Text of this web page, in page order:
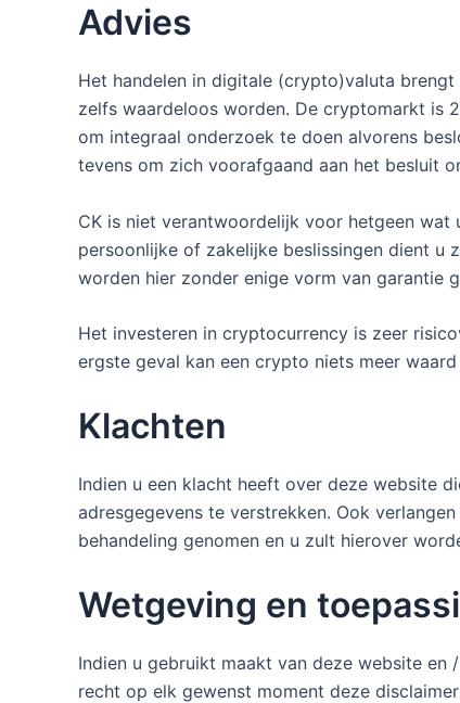
Advies
Het handelen in digitale (crypto)valuta
zelfs waardeloos worden. De cryptomarkt is
om integraal onderzoek te doen alvorens
tevens om zich voorafgaand aan het besluit
CK is niet verantwoordelijk voor hetgeen
persoonlijke of zakelijke beslissingen dient u
worden hier zonder enige vorm van garantie
Het investeren in cryptocurrency is zeer
ergste geval kan een crypto niets meer
Klachten
Indien u een klacht heeft over deze website
adresgegevens te verstrekken. Ook
behandeling genomen en u zult hierover
Wetgeving en
Indien u gebruikt maakt van deze website
recht op elk gewenst moment deze